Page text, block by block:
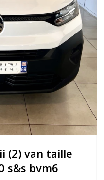
s&s bvm6